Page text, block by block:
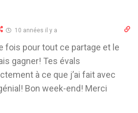
10 années il y a
fois pour tout ce partage et le
gagner! Tes évals
à ce que j’ai fait avec
Bon week-end! Merci